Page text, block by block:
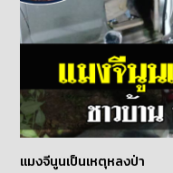
แมงจีนูนเป็นเหตุหลงป่า